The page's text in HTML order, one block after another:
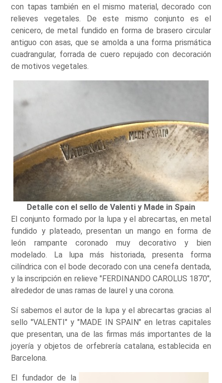
con tapas también en el mismo material, decorado con
relieves vegetales. De este mismo conjunto es el
cenicero, de metal fundido en forma de brasero circular
antiguo con asas, que se amolda a una forma prismática
cuadrangular, forrada de cuero repujado con decoración
de motivos vegetales.
Detalle con el sello de Valenti y Made in Spain
El conjunto formado por la lupa y el abrecartas, en metal
fundido y plateado, presentan un mango en forma de
león rampante coronado muy decorativo y bien
modelado. La lupa más historiada, presenta forma
cilíndrica con el bode decorado con una cenefa dentada,
y la inscripción en relieve "FERDINANDO CAROLUS 1870",
alrededor de unas ramas de laurel y una corona.
Sí sabemos el autor de la lupa y el abrecartas gracias al
sello "VALENTI" y "MADE IN SPAIN" en letras capitales
que presentan, una de las firmas más importantes de la
joyería y objetos de orfebrería catalana, establecida en
Barcelona.
El fundador de la